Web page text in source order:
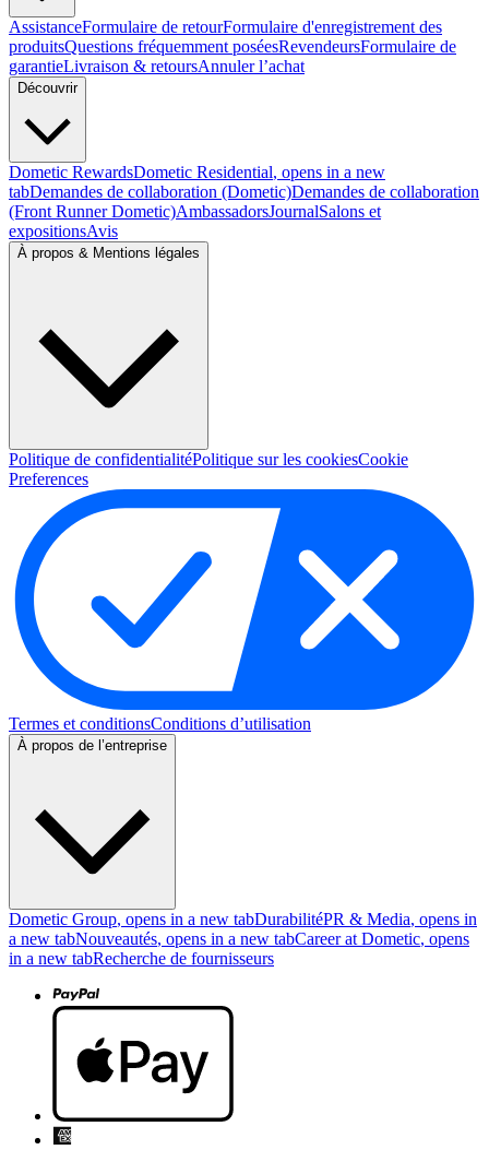
AssistanceFormulaire de retourFormulaire d'enregistrement des
produitsQuestions fréquemment poséesRevendeursFormulaire de
garantieLivraison & retoursAnnuler l’achat
Découvrir
Dometic RewardsDometic Residential, opens in a new
tabDemandes de collaboration (Dometic)Demandes de collaboration
(Front Runner Dometic)AmbassadorsJournalSalons et
expositionsAvis
À propos & Mentions légales
Politique de confidentialitéPolitique sur les cookiesCookie
Preferences
Termes et conditionsConditions d’utilisation
À propos de l’entreprise
Dometic Group, opens in a new tabDurabilitéPR & Media, opens in
a new tabNouveautés, opens in a new tabCareer at Dometic, opens
in a new tabRecherche de fournisseurs